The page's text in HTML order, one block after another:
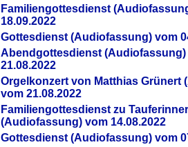
Familiengottesdienst
18.09.2022
Gottesdienst (Audiofassung) vom
Abendgottesdienst (Audiofassung)
21.08.2022
Orgelkonzert von Matthias Grünert
vom 21.08.2022
Familiengottesdienst zu
(Audiofassung) vom 14.08.2022
Gottesdienst (Audiofassung) vom